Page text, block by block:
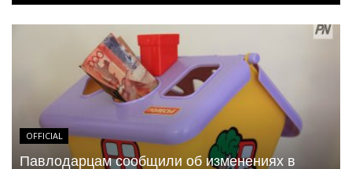
OFFICIAL
Павлодарцам сообщили об изменениях в